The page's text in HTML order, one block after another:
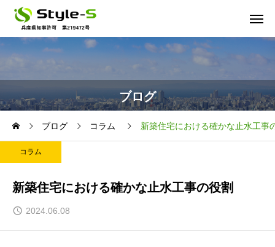
ブログ
ブログ コラム 新築住宅における確かな止水工事
コラム
新築住宅における確かな止水工事の役割
2024.06.08